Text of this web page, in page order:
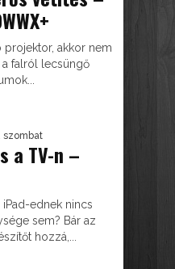
projektor, akkor nem
falról lecsüngő
szombat
a TV-n –
ednek nincs
sem? Bár az
hozzá,...